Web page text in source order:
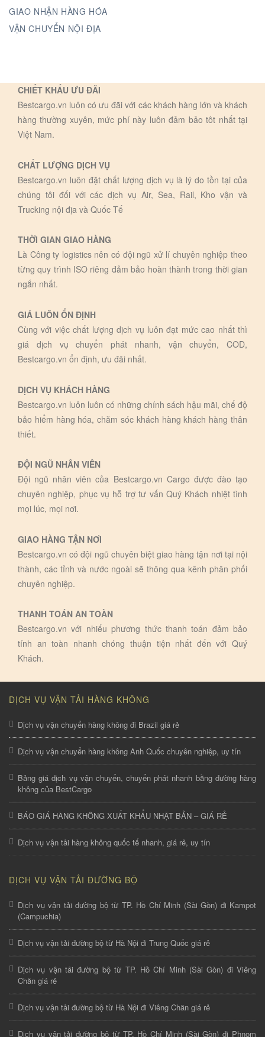
GIAO NHẬN HÀNG HÓA
VẬN CHUYỂN NỘI ĐỊA
CHIẾT KHẤU ƯU ĐÃI
Bestcargo.vn luôn có ưu đãi với các khách hàng lớn và khách
hàng thường xuyên, mức phí này luôn đảm bảo tôt nhất tại
Việt Nam.
CHẤT LƯỢNG DỊCH VỤ
Bestcargo.vn luôn đặt chất lượng dịch vụ là lý do tồn tại của
chúng tôi đối với các dịch vụ Air, Sea, Rail, Kho vận và
Trucking nội địa và Quốc Tế
THỜI GIAN GIAO HÀNG
Là Công ty logistics nên có đội ngũ xử lí chuyên nghiệp theo
từng quy trình ISO riêng đảm bảo hoàn thành trong thời gian
ngắn nhất.
GIÁ LUÔN ỔN ĐỊNH
Cùng với việc chất lượng dịch vụ luôn đạt mức cao nhất thì
giá dịch vụ chuyển phát nhanh, vận chuyển, COD,
Bestcargo.vn ổn định, ưu đãi nhất.
DỊCH VỤ KHÁCH HÀNG
Bestcargo.vn luôn luôn có những chính sách hậu mãi, chế độ
bảo hiểm hàng hóa, chăm sóc khách hàng khách hàng thân
thiết.
ĐỘI NGŨ NHÂN VIÊN
Đội ngũ nhân viên của Bestcargo.vn Cargo được đào tạo
chuyên nghiệp, phục vụ hỗ trợ tư vấn Quý Khách nhiệt tình
mọi lúc, mọi nơi.
GIAO HÀNG TẬN NƠI
Bestcargo.vn có đội ngũ chuyên biệt giao hàng tận nơi tại nội
thành, các tỉnh và nước ngoài sẽ thông qua kênh phân phối
chuyên nghiệp.
THANH TOÁN AN TOÀN
Bestcargo.vn với nhiếu phương thức thanh toán đảm bảo
tính an toàn nhanh chóng thuận tiện nhất đến với Quý
Khách.
DỊCH VỤ VẬN TẢI HÀNG KHÔNG
Dịch vụ vận chuyển hàng không đi Brazil giá rẻ
Dịch vụ vận chuyển hàng không Anh Quốc chuyên nghiệp, uy tín
Bảng giá dịch vụ vận chuyển, chuyển phát nhanh bằng đường hàng
không của BestCargo
BÁO GIÁ HÀNG KHÔNG XUẤT KHẨU NHẬT BẢN – GIÁ RẺ
Dịch vụ vận tải hàng không quốc tế nhanh, giá rẻ, uy tín
DỊCH VỤ VẬN TẢI ĐƯỜNG BỘ
Dịch vụ vận tải đường bộ từ TP. Hồ Chí Minh (Sài Gòn) đi Kampot
(Campuchia)
Dịch vụ vận tải đường bộ từ Hà Nội đi Trung Quốc giá rẻ
Dịch vụ vận tải đường bộ từ TP. Hồ Chí Minh (Sài Gòn) đi Viêng
Chăn giá rẻ
Dịch vụ vận tải đường bộ từ Hà Nội đi Viêng Chăn giá rẻ
Dịch vụ vận tải đường bộ từ TP. Hồ Chí Minh (Sài Gòn) đi Phnom